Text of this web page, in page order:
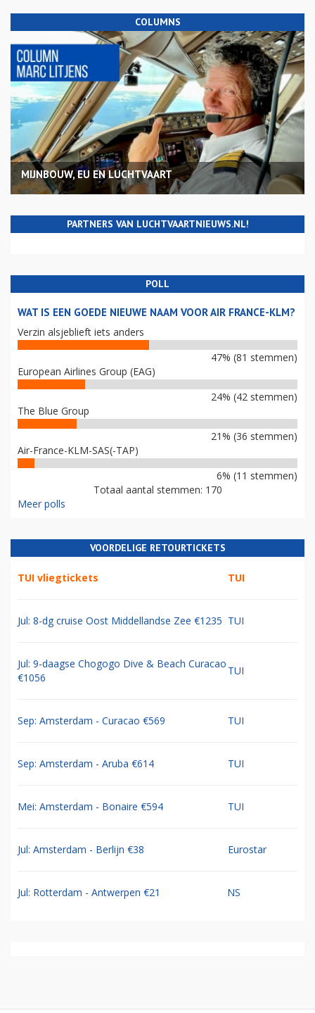
COLUMNS
MIJNBOUW, EU EN LUCHTVAART
PARTNERS VAN LUCHTVAARTNIEUWS.NL!
POLL
WAT IS EEN GOEDE NIEUWE NAAM VOOR AIR FRANCE-KLM?
Verzin alsjeblieft iets anders
47% (81 stemmen)
European Airlines Group (EAG)
24% (42 stemmen)
The Blue Group
21% (36 stemmen)
Air-France-KLM-SAS(-TAP)
6% (11 stemmen)
Totaal aantal stemmen: 170
Meer polls
VOORDELIGE RETOURTICKETS
TUI vliegtickets TUI
Jul: 8-dg cruise Oost Middellandse Zee €1235 TUI
Jul: 9-daagse Chogogo Dive & Beach Curacao
€1056
TUI
Sep: Amsterdam - Curacao €569 TUI
Sep: Amsterdam - Aruba €614 TUI
Mei: Amsterdam - Bonaire €594 TUI
Jul: Amsterdam - Berlijn €38 Eurostar
Jul: Rotterdam - Antwerpen €21 NS